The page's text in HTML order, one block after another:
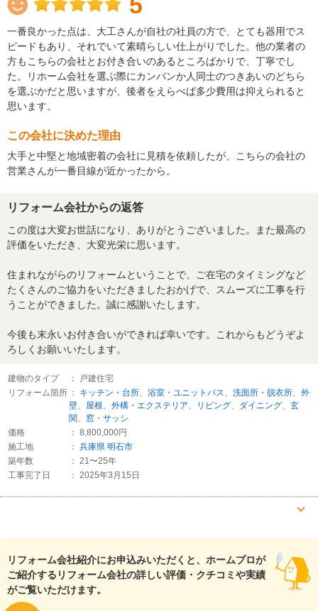
一番良かった点は、大工さんが自社の社員の方で、とても器用でス
ピードもあり、それでいて素晴らしい仕上がりでした。他の業者の
方もこちらの会社とお付き合いのあるところばかりで、丁寧でし
た。リホーム会社を選ぶ際にカンバンか人同士のつきあいのどちら
を選ぶかだと思いますが、後者をえらべば多少費用は抑えられると
思います。
この会社に決めた理由
大手と中堅と地域密着の会社に見積を依頼したが、こちらの会社の
営業さんが一番目線が近かったから。
リフォーム会社からの返答
この度は大変お世話になり、ありがとうございました。また最高の
評価をいただき、大変光栄に思います。
住まれながらのリフォームということで、ご在宅のタイミングなど
たくさんのご協力をいただきましたおかげで、スムーズに工事を行
うことができました。誠に感謝いたします。
今後も末永いお付き合いができれば幸いです。これからもどうぞよ
ろしくお願いいたします。
建物のタイプ
： 戸建住宅
リフォーム箇所 ： キッチン・台所、 浴室・ユニットバス、 洗面所・脱衣所、 外
壁、 屋根、 外構・エクステリア、 リビング、 ダイニング、 玄
関、 窓・サッシ
価格
： 8,800,000円
施工地
： 兵庫県 明石市
築年数
： 21〜25年
工事完了日
： 2025年3月15日
5
夫婦２人家族で２人ともフルで仕事をしているので、電話やSNSで
リフォーム会社紹介にお申込みいただくと、ホームプロが
ご紹介するリフォーム会社の詳しい評価・クチコミや実績
がご覧いただけます。